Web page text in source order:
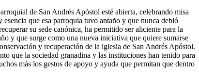
de San Andrés Apóstol esté abierta, celebrando misa
que esa parroquia tuvo antaño y que nunca debió
su sede canónica, ha permitido ser aliciente para la
y que surge como una nueva iniciativa que quiere sumarse
y recuperación de la iglesia de San Andrés Apóstol.
que la sociedad granadina y las instituciones han tenido para
más los gestos de apoyo y ayuda que permitan que dentro